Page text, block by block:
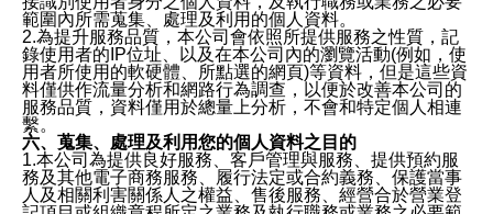
範圍內所需蒐集、處理及利用的個人資料。
2.為提升服務品質，本公司會依照所提供服務之性質，記
錄使用者的IP位址、以及在本公司內的瀏覽活動(例如，使
用者所使用的軟硬體、所點選的網頁)等資料，但是這些資
料僅供作流量分析和網路行為調查，以便於改善本公司的
服務品質，資料僅用於總量上分析，不會和特定個人相連
繫。
六、蒐集、處理及利用您的個人資料之目的
1.本公司為提供良好服務、客戶管理與服務、提供預約服
務及其他電子商務服務、履行法定或合約義務、保護當事
人及相關利害關係人之權益、售後服務、經營合於營業登